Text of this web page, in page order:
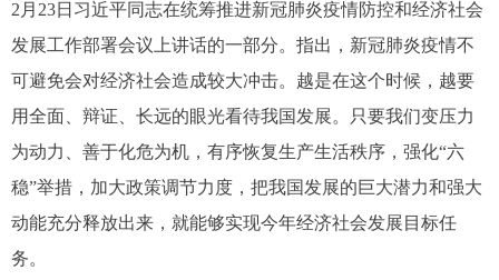
2月23日习近平同志在统筹推进新冠肺炎疫情防控和经济社会
发展工作部署会议上讲话的一部分。指出，新冠肺炎疫情不
可避免会对经济社会造成较大冲击。越是在这个时候，越要
用全面、辩证、长远的眼光看待我国发展。只要我们变压力
为动力、善于化危为机，有序恢复生产生活秩序，强化“六
稳”举措，加大政策调节力度，把我国发展的巨大潜力和强大
动能充分释放出来，就能够实现今年经济社会发展目标任
务。